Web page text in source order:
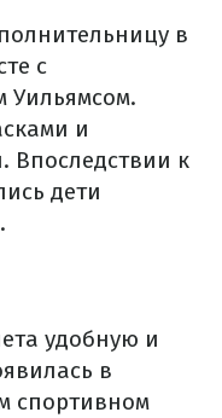
в
с
Уильямсом.
и
Впоследствии к
дети
удобную и
в
спортивном